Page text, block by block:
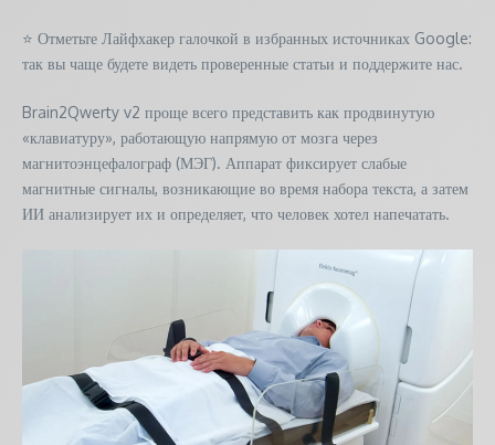
⭐ Отметьте Лайфхакер галочкой в избранных источниках Google:
так вы чаще будете видеть проверенные статьи и поддержите нас.
Brain2Qwerty v2 проще всего представить как продвинутую
«клавиатуру», работающую напрямую от мозга через
магнитоэнцефалограф (МЭГ). Аппарат фиксирует слабые
магнитные сигналы, возникающие во время набора текста, а затем
ИИ анализирует их и определяет, что человек хотел напечатать.